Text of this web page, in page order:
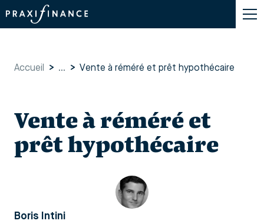
Accueil > ... > Vente à réméré et prêt hypothécaire
Vente à réméré et
prêt hypothécaire
Boris Intini